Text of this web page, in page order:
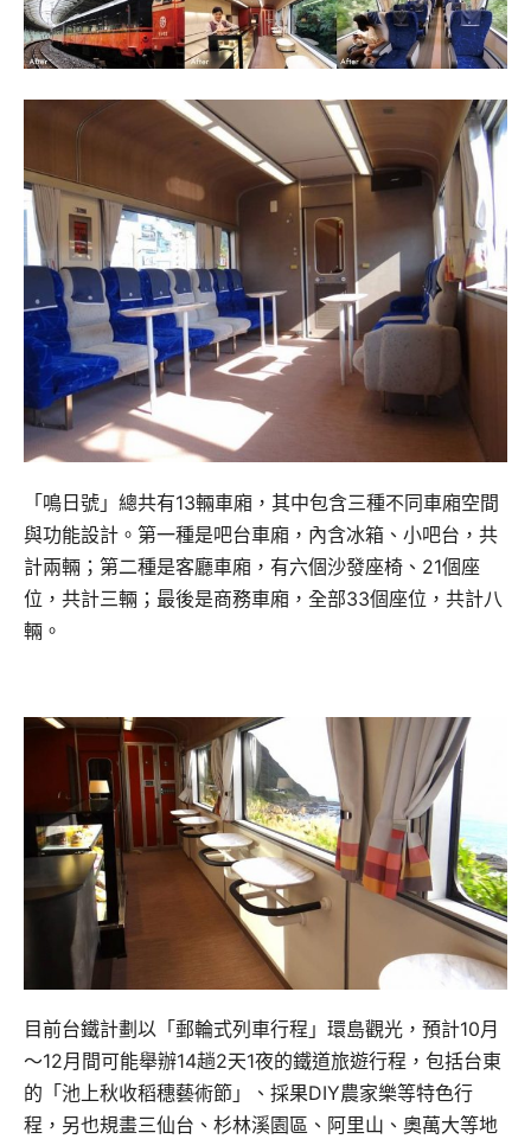
「鳴日號」總共有13輛車廂，其中包含三種不同車廂空間
與功能設計。第一種是吧台車廂，內含冰箱、小吧台，共
計兩輛；第二種是客廳車廂，有六個沙發座椅、21個座
位，共計三輛；最後是商務車廂，全部33個座位，共計八
輛。
目前台鐵計劃以「郵輪式列車行程」環島觀光，預計10月
～12月間可能舉辦14趟2天1夜的鐵道旅遊行程，包括台東
的「池上秋收稻穗藝術節」、採果DIY農家樂等特色行
程，另也規畫三仙台、杉林溪園區、阿里山、奧萬大等地